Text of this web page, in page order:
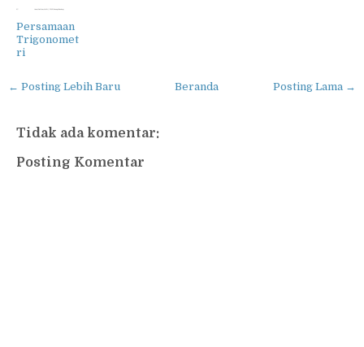
Persamaan
Trigonomet
ri
← Posting Lebih Baru Posting Lama →
Beranda
Tidak ada komentar:
Posting Komentar